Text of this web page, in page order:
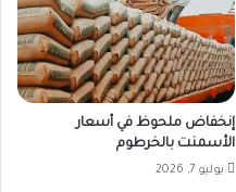
إنخفاض ملحوظ في أسعار
الأسمنت بالخرطوم
يوليو 7, 2026